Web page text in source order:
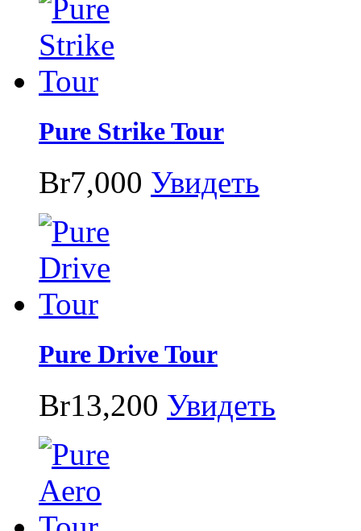
Pure Strike Tour
Br7,000 Увидеть
Pure Drive Tour
Br13,200 Увидеть